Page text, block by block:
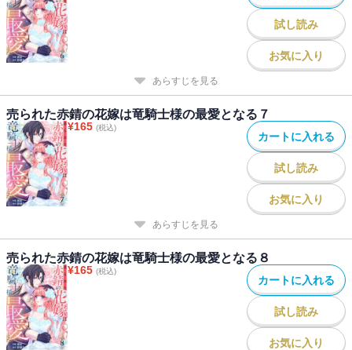
試し読み
お気に入り
あらすじを見る
売られた赤錆の花嫁は竜騎士様の最愛となる７
¥165 (税込)
カートに入れる
試し読み
お気に入り
あらすじを見る
売られた赤錆の花嫁は竜騎士様の最愛となる８
¥165 (税込)
カートに入れる
試し読み
お気に入り